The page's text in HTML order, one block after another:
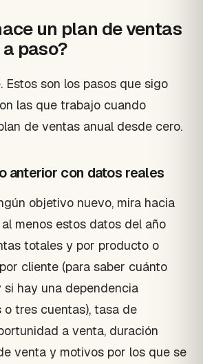
un plan de ventas
paso?
Estos son los pasos que sigo
las que trabajo cuando
de ventas anual desde cero.
anterior con datos reales
objetivo nuevo, mira hacia
menos estos datos del año
totales y por producto o
cliente (para saber cuánto
si hay una dependencia
o tres cuentas), tasa de
a venta, duración
venta y motivos por los que se